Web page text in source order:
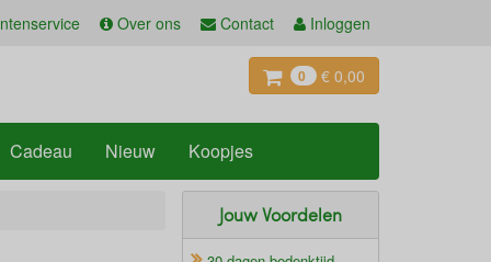
Over ons Contact Inloggen
0 € 0,00
Cadeau Nieuw Koopjes
Jouw Voordelen